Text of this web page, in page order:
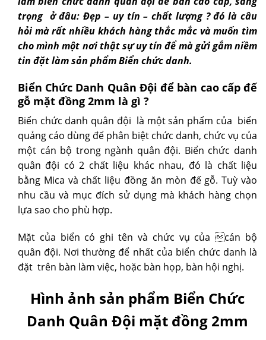
trọng ở đâu: Đẹp – uy tín – chất lượng ? đó là câu
hỏi mà rất nhiều khách hàng thắc mắc và muốn tìm
cho mình một nơi thật sự uy tín để mà gửi gắm niềm
tin đặt làm sản phẩm Biển chức danh.
Biển Chức Danh Quân Đội để bàn cao cấp đế
gỗ mặt đồng 2mm là gì ?
Biển chức danh quân đội là một sản phẩm của biển
quảng cáo dùng để phân biệt chức danh, chức vụ của
một cán bộ trong ngành quân đội. Biển chức danh
quân đội có 2 chất liệu khác nhau, đó là chất liệu
bằng Mica và chất liệu đồng ăn mòn đế gỗ. Tuỳ vào
nhu cầu và mục đích sử dụng mà khách hàng chọn
lựa sao cho phù hợp.
Mặt của biển có ghi tên và chức vụ của cán bộ
quân đội. Nơi thường để nhất của biển chức danh là
đặt trên bàn làm việc, hoặc bàn họp, bàn hội nghị.
Hình ảnh sản phẩm Biển Chức
Danh Quân Đội mặt đồng 2mm